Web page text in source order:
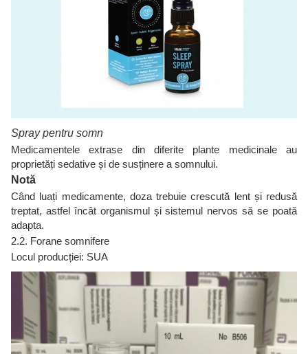
Spray pentru somn
Medicamentele extrase din diferite plante medicinale au
proprietăți sedative și de susținere a somnului.
Notă
Când luați medicamente, doza trebuie crescută lent și redusă
treptat, astfel încât organismul și sistemul nervos să se poată
adapta.
2.2. Forane somnifere
Locul producției: SUA